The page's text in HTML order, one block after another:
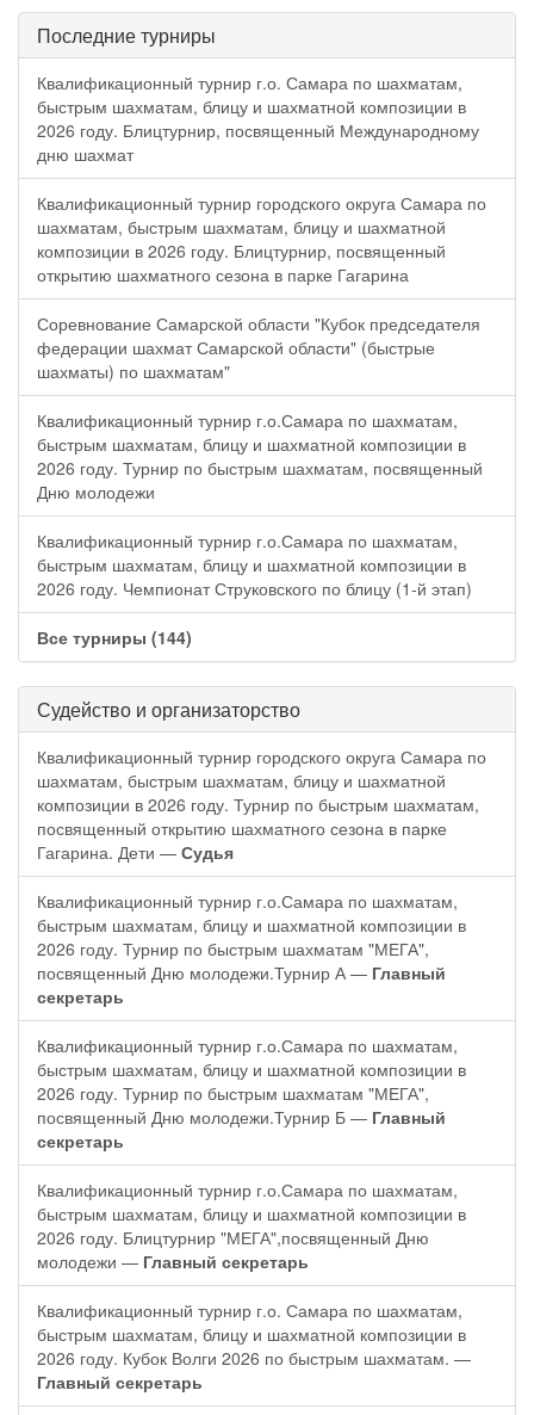
Последние турниры
Квалификационный турнир г.о. Самара по шахматам,
быстрым шахматам, блицу и шахматной композиции в
2026 году. Блицтурнир, посвященный Международному
дню шахмат
Квалификационный турнир городского округа Самара по
шахматам, быстрым шахматам, блицу и шахматной
композиции в 2026 году. Блицтурнир, посвященный
открытию шахматного сезона в парке Гагарина
Соревнование Самарской области "Кубок председателя
федерации шахмат Самарской области" (быстрые
шахматы) по шахматам"
Квалификационный турнир г.о.Самара по шахматам,
быстрым шахматам, блицу и шахматной композиции в
2026 году. Турнир по быстрым шахматам, посвященный
Дню молодежи
Квалификационный турнир г.о.Самара по шахматам,
быстрым шахматам, блицу и шахматной композиции в
2026 году. Чемпионат Струковского по блицу (1-й этап)
Все турниры (144)
Судейство и организаторство
Квалификационный турнир городского округа Самара по
шахматам, быстрым шахматам, блицу и шахматной
композиции в 2026 году. Турнир по быстрым шахматам,
посвященный открытию шахматного сезона в парке
Гагарина. Дети — Судья
Квалификационный турнир г.о.Самара по шахматам,
быстрым шахматам, блицу и шахматной композиции в
2026 году. Турнир по быстрым шахматам "МЕГА",
посвященный Дню молодежи.Турнир А — Главный
секретарь
Квалификационный турнир г.о.Самара по шахматам,
быстрым шахматам, блицу и шахматной композиции в
2026 году. Турнир по быстрым шахматам "МЕГА",
посвященный Дню молодежи.Турнир Б — Главный
секретарь
Квалификационный турнир г.о.Самара по шахматам,
быстрым шахматам, блицу и шахматной композиции в
2026 году. Блицтурнир "МЕГА",посвященный Дню
молодежи — Главный секретарь
Квалификационный турнир г.о. Самара по шахматам,
быстрым шахматам, блицу и шахматной композиции в
2026 году. Кубок Волги 2026 по быстрым шахматам. —
Главный секретарь